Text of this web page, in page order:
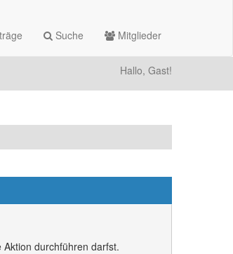
Suche Mitglieder
Hallo, Gast!
durchführen darfst.